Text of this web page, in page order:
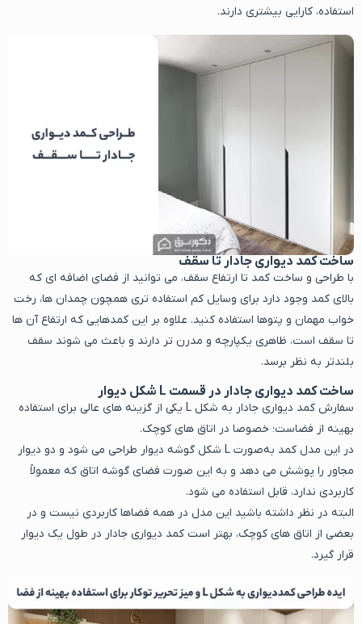
استفاده، کارایی بیشتری دارند.
ساخت کمد دیواری جادار تا سقف
با طراحی و ساخت کمد تا ارتفاع سقف، می توانید از فضای اضافه ای که
بالای کمد وجود دارد برای وسایل کم استفاده تری همچون چمدان ها، رخت
خواب مهمان و پتوها استفاده کنید. علاوه بر این کمدهایی که ارتفاع آن ها
تا سقف است، ظاهری یکپارچه و مدرن تر دارند و باعث می شوند سقف
بلندتر به نظر برسد.
ساخت کمد دیواری جادار در قسمت L شکل دیوار
سفارش کمد دیواری جادار به شکل L یکی از گزینه های عالی برای استفاده
بهینه از فضاست؛ خصوصا در اتاق های کوچک.
در این مدل کمد به‌صورت L شکل گوشه دیوار طراحی می‌ شود و دو دیوار
مجاور را پوشش می ‌دهد و به این صورت فضای گوشه اتاق که معمولاً
کاربردی ندارد، قابل استفاده می شود.
البته در نظر داشته باشید این مدل در همه فضاها کاربردی نیست و در
بعضی از اتاق های کوچک، بهتر است کمد دیواری جادار در طول یک دیوار
قرار گیرد.